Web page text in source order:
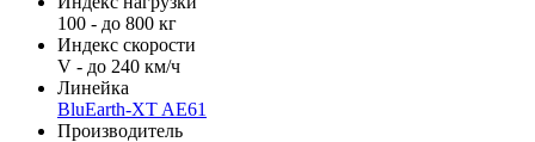
100 - до 800 кг
Индекс скорости
V - до 240 км/ч
Линейка
BluEarth-XT AE61
Производитель